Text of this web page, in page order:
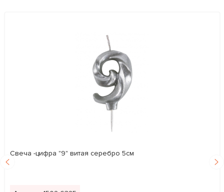
Свеча -цифра "9" витая серебро 5см